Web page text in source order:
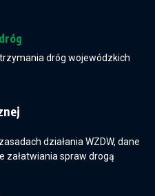
dróg wojewódzkich
działania WZDW, dane
załatwiania spraw drogą